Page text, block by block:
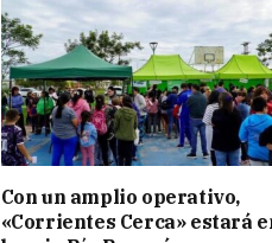
Con un amplio operativo,
«Corrientes Cerca» estará